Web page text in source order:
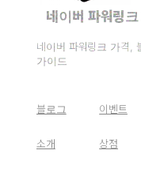
네이버 파워링크
네이버 파워링크 가격,
가이드
블로그
소개
이벤트
상점